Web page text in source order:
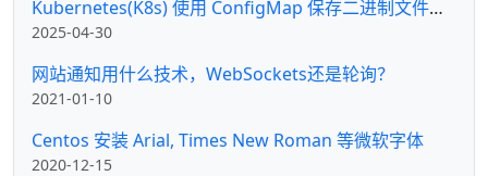
Kubernetes(K8s) 使用 ConfigMap 保存二进制文件及挂载方法
2025-04-30
网站通知用什么技术，WebSockets还是轮询？
2021-01-10
Centos 安装 Arial, Times New Roman 等微软字体
2020-12-15